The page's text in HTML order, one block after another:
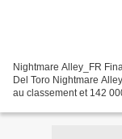
Nightmare Alley_FR
Del Toro Nightmare
au classement et 142